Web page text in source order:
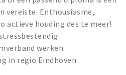
vereiste. Enthousiasme,
actieve houding des te meer!
werken
in regio Eindhoven